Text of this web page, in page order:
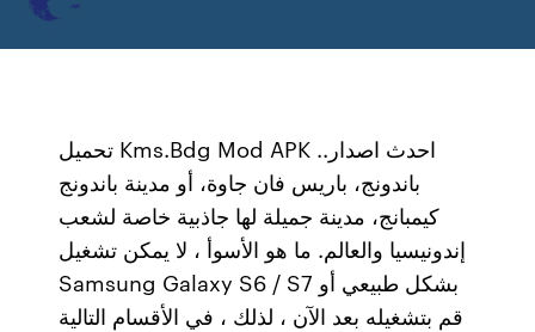
تحميل Kms.Bdg Mod APK احدث اصدار..
باندونج، باريس فان جاوة، أو مدينة باندونج
كيمبانج، مدينة جميلة لها جاذبية خاصة لشعب
إندونيسيا والعالم. ما هو الأسوأ ، لا يمكن تشغيل
Samsung Galaxy S6 / S7 بشكل طبيعي أو
قم بتشغيله بعد الآن ، لذلك ، في الأقسام التالية